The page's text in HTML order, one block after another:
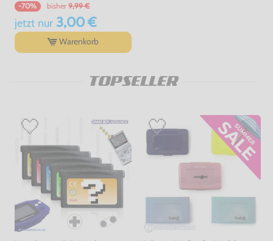
-70% bisher 9,99 €
jetzt nur3,00 €
Warenkorb
TOPSELLER